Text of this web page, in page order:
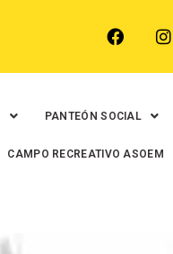
PANTEÓN SOCIAL
CAMPO RECREATIVO ASOEM